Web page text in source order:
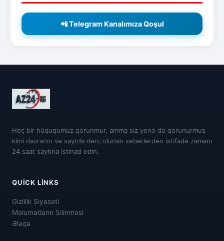
📲 Telegram Kanalımıza Qoşul
Heç bir hüququmuz qorunmur, amma siz yenə də qorunurmuş
kimi davranın və saytda dərc olunan xəbərlərdən istifadə zamanı
24 saat saytına istinad edin.
QUICK LINKS
Gizlilik Siyasəti
Məlumatların Silinməsi
Əlaqə